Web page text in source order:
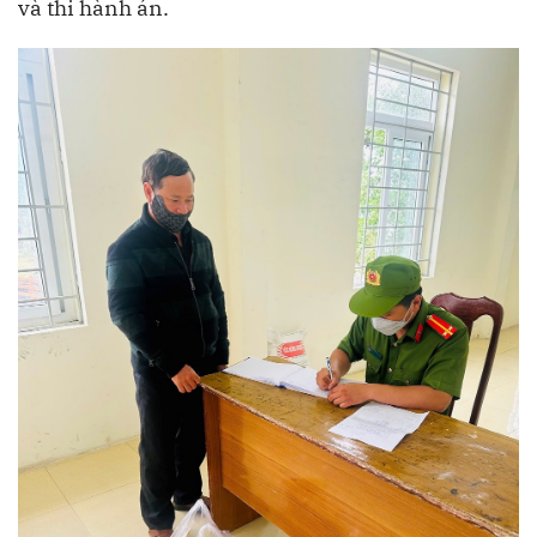
và thi hành án.